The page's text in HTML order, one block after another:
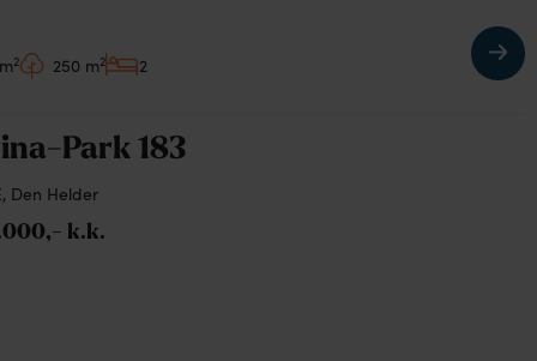
2 250 m2 2
Park 183
Den Helder
k.k.